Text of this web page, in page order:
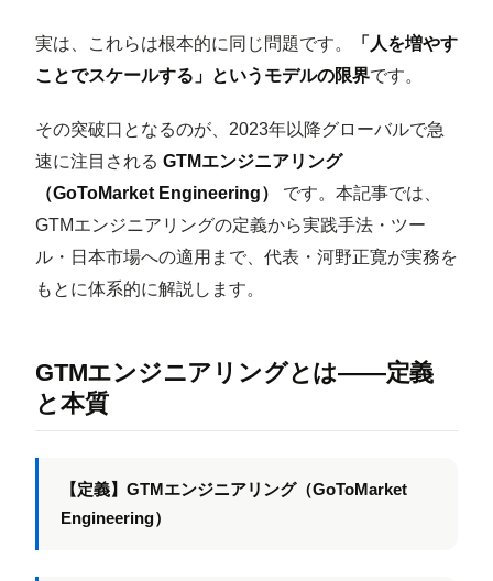
実は、これらは根本的に同じ問題です。
「人を増やす
ことでスケールする」というモデルの限界です。
その突破口となるのが、2023年以降グローバルで急
速に注目される GTMエンジニアリング
（GoToMarket Engineering）
です。本記事では、
GTMエンジニアリングの定義から実践手法・ツー
ル・日本市場への適用まで、代表・河野正寛が実務を
もとに体系的に解説します。
GTMエンジニアリングとは——定義
と本質
【定義】GTMエンジニアリング（GoToMarket
Engineering）